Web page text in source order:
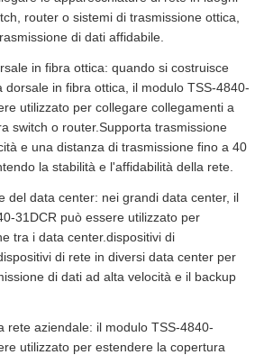
router o sistemi di trasmissione ottica,
di dati affidabile.
in fibra ottica: quando si costruisce
dorsale in fibra ottica, il modulo TSS-4840-
utilizzato per collegare collegamenti a
switch o router.Supporta trasmissione
e una distanza di trasmissione fino a 40
la stabilità e l'affidabilità della rete.
del data center: nei grandi data center, il
31DCR può essere utilizzato per
tra i data center.dispositivi di
di rete in diversi data center per
di dati ad alta velocità e il backup
rete aziendale: il modulo TSS-4840-
utilizzato per estendere la copertura